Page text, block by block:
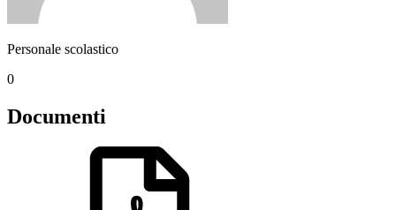
Personale scolastico
0
Documenti